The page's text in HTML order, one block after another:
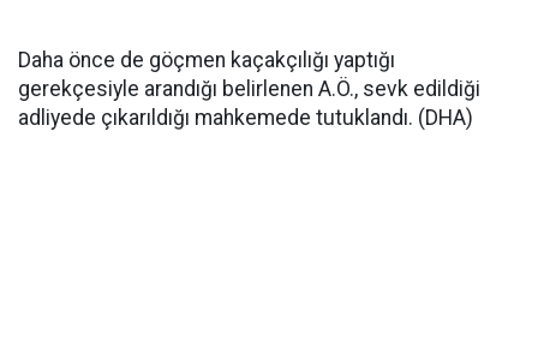
Daha önce de göçmen kaçakçılığı yaptığı
gerekçesiyle arandığı belirlenen A.Ö., sevk edildiği
adliyede çıkarıldığı mahkemede tutuklandı. (DHA)